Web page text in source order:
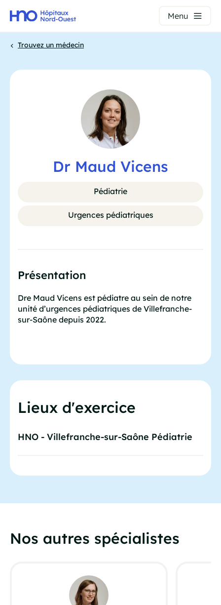
principal
Menu
d'Ariane
Trouvez un médecin
Dr Maud Vicens
Pédiatrie
Urgences pédiatriques
Présentation
Dre Maud Vicens est pédiatre au sein de notre
unité d’urgences pédiatriques de Villefranche-
sur-Saône depuis 2022.
Lieux d'exercice
HNO - Villefranche-sur-Saône Pédiatrie
Nos autres spécialistes